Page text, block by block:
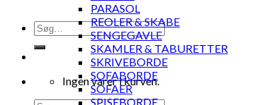
Søg
efter:
Ingen varer i kurven.
PARASOL
REOLER & SKABE
SENGEGAVLE
SKAMLER & TABURETTER
SKRIVEBORDE
SOFABORDE
SOFAER
SPISEBORDE